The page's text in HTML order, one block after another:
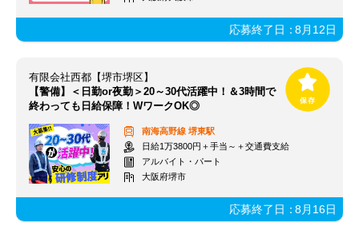
応募終了日：8月12日
有限会社西都【堺市堺区】
【警備】＜日勤or夜勤＞20～30代活躍中！＆3時間で
終わっても日給保障！WワークOK◎
南海高野線 堺東駅
日給1万3800円＋手当～＋交通費支給
アルバイト・パート
大阪府堺市
応募終了日：8月16日